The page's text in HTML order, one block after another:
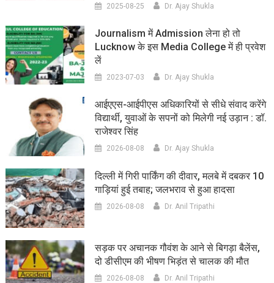
2025-08-25 Dr. Ajay Shukla
Journalism में Admission लेना हो तो
Lucknow के इस Media College में ही प्रवेश
लें
2023-07-03 Dr. Ajay Shukla
आईएएस-आईपीएस अधिकारियों से सीधे संवाद करेंगे
विद्यार्थी, युवाओं के सपनों को मिलेगी नई उड़ान : डॉ.
राजेश्वर सिंह
2026-08-08 Dr. Ajay Shukla
दिल्ली में गिरी पार्किंग की दीवार, मलबे में दबकर 10
गाड़ियां हुई तबाह; जलभराव से हुआ हादसा
2026-08-08 Dr. Anil Tripathi
सड़क पर अचानक गौवंश के आने से बिगड़ा बैलेंस,
दो डीसीएम की भीषण भिड़ंत से चालक की मौत
2026-08-08 Dr. Anil Tripathi